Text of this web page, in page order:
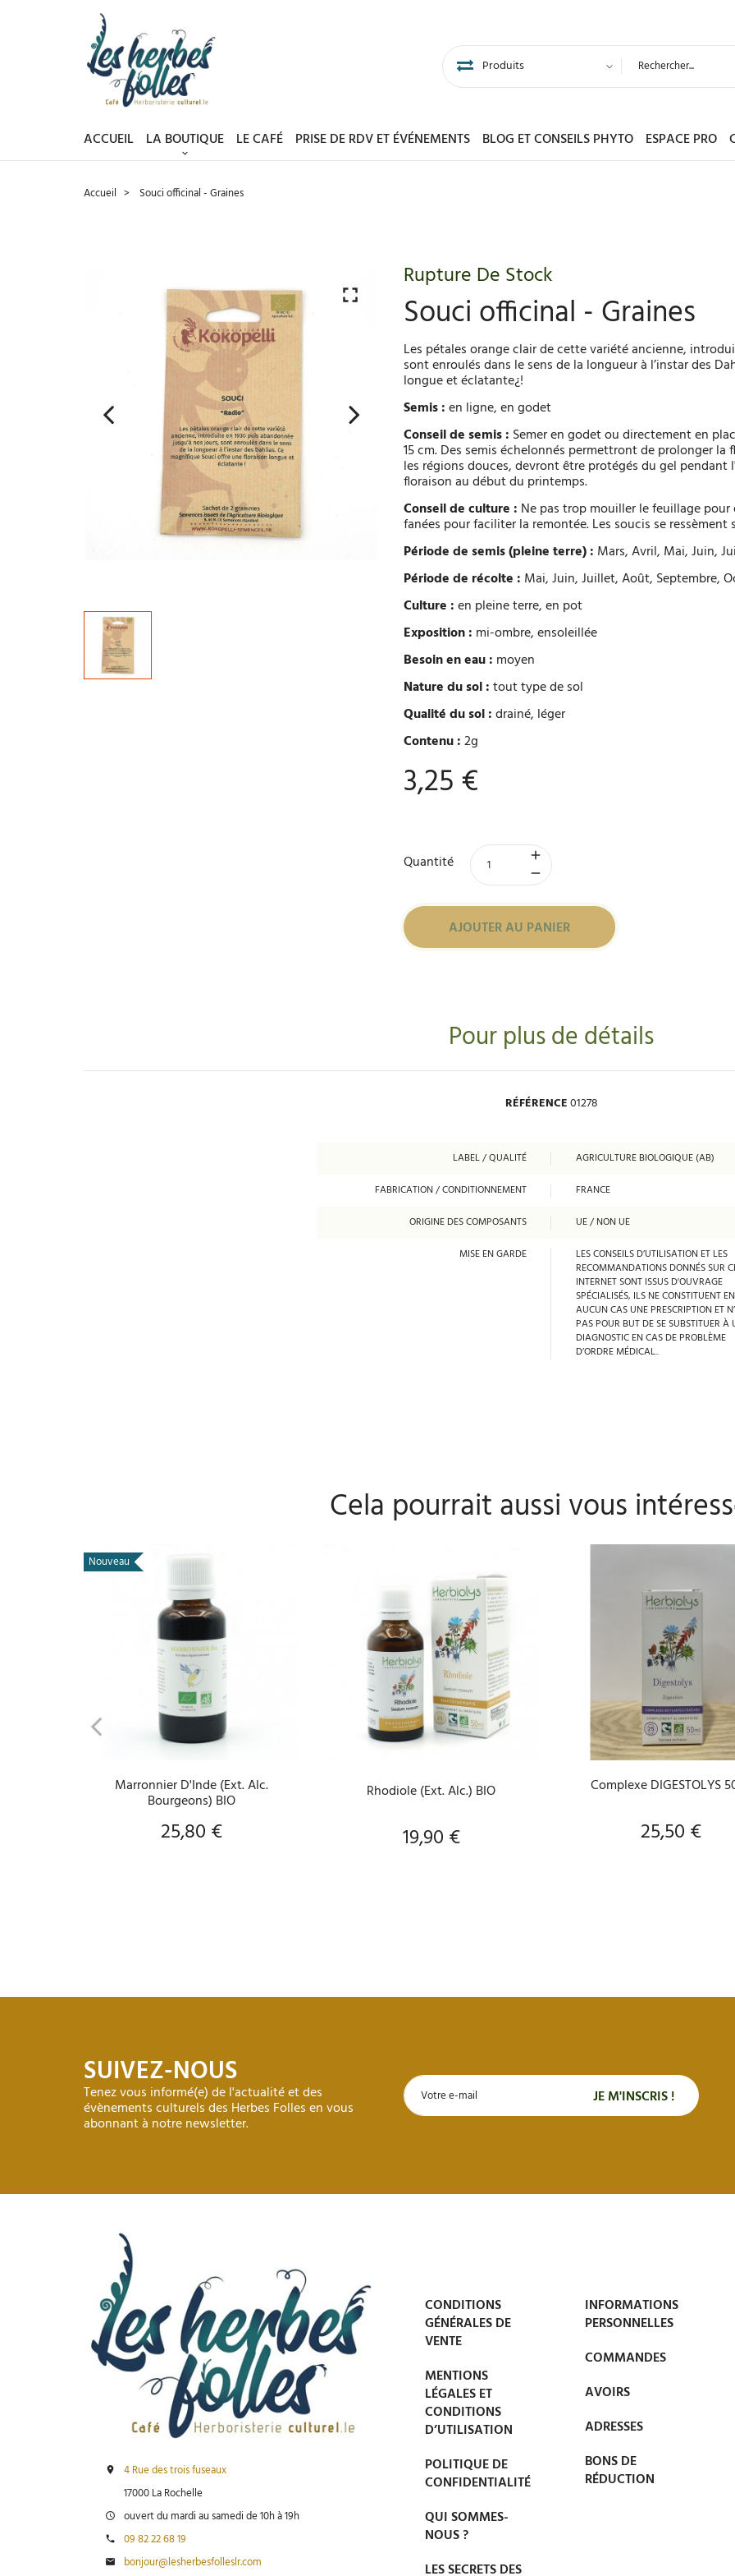
ACCUEIL LA BOUTIQUE LE CAFÉ PRISE DE RDV ET ÉVÉNEMENTS BLOG ET CONSEILS PHYTO ESPACE PRO
Accueil Souci officinal - Graines
Rupture De Stock
Souci officinal - Graines
Les pétales orange clair de cette variété ancienne,
sont enroulés dans le sens de la longueur à l’instar des
longue et éclatante¿!
Semis :en ligne, en godet
Conseil de semis : Semer en godet ou directement en
15 cm. Des semis échelonnés permettront de prolonger la
les régions douces, devront être protégés du gel
floraison au début du printemps.
Conseil de culture : Ne pas trop mouiller le feuillage
fanées pour faciliter la remontée. Les soucis se ressèment
Période de semis (pleine terre) : Mars, Avril, Mai, Juin,
Période de récolte : Mai, Juin, Juillet, Août, Septembre,
Culture :en pleine terre, en pot
Exposition : mi-ombre, ensoleillée
Besoin en eau : moyen
Nature du sol :tout type de sol
Qualité du sol :drainé, léger
Contenu :2g
3,25 €
Quantité
AJOUTER AU PANIER
Pour plus de détails
RÉFÉRENCE01278
LABEL / QUALITÉ
AGRICULTURE BIOLOGIQUE (AB)
FABRICATION / CONDITIONNEMENT
FRANCE
ORIGINE DES COMPOSANTS
UE / NON UE
MISE EN GARDE
LES CONSEILS D’UTILISATION ET LES
RECOMMANDATIONS DONNÉS SUR
INTERNET SONT ISSUS D'OUVRAGE
SPÉCIALISÉS, ILS NE CONSTITUENT EN
AUCUN CAS UNE PRESCRIPTION ET
PAS POUR BUT DE SE SUBSTITUER À
DIAGNOSTIC EN CAS DE PROBLÈME
D’ORDRE MÉDICAL..
Cela pourrait aussi vous
Nouveau
AJOUTER AU PANIER
Marronnier D'Inde (Ext. Alc.
Bourgeons) BIO
Prix
25,80 €
AJOUTER AU PANIER
Rhodiole (Ext. Alc.) BIO
Prix
19,90 €
AJOUTER AU PANIER
Complexe DIGESTOLYS
Prix
25,50 €
SUIVEZ-NOUS
Tenez vous informé(e) de l'actualité et des
évènements culturels des Herbes Folles en vous
abonnant à notre newsletter.
4 Rue des trois fuseaux
17000 La Rochelle
ouvert du mardi au samedi de 10h à 19h
09 82 22 68 19
bonjour@lesherbesfolleslr.com
CONDITIONS
GÉNÉRALES DE
VENTE
MENTIONS
LÉGALES ET
CONDITIONS
D’UTILISATION
POLITIQUE DE
CONFIDENTIALITÉ
QUI SOMMES-
NOUS ?
LES SECRETS DES
INFORMATIONS
PERSONNELLES
COMMANDES
AVOIRS
ADRESSES
BONS DE
RÉDUCTION